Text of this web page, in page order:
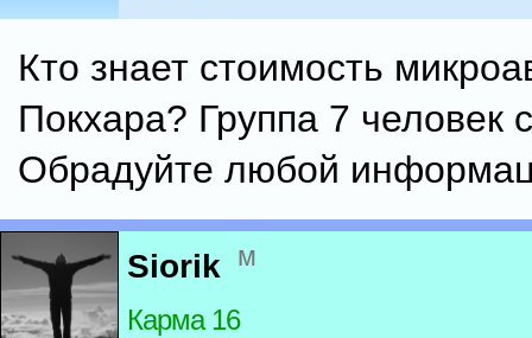
Кто знает стоимость
Покхара? Группа 7 человек
Обрадуйте любой
Siorik м
Карма 16